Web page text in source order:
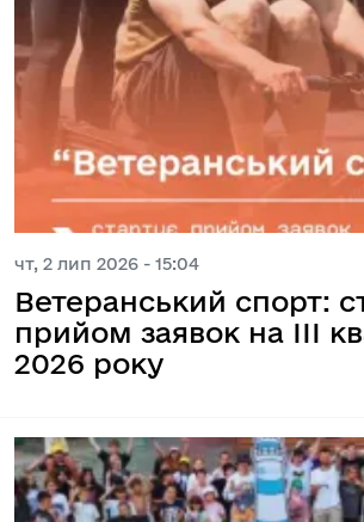
чт, 2 лип 2026 - 15:04
Ветеранський спорт:
прийом заявок на ІІІ
2026 року